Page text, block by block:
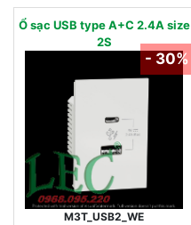
Ổ sạc USB type A+C 2.4A size
2S
M3T_USB2_WE
- 30%